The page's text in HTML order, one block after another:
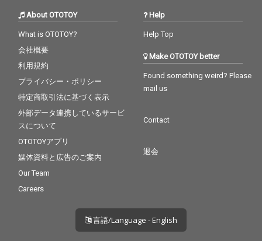
About OTOTOY
What is OTOTOY?
会社概要
利用規約
プライバシー・ポリシー
特定商取引法に基づく表示
外部データ連携しているサービ
スについて
OTOTOYアプリ
媒体資料と広告のご案内
Our Team
Careers
Help
Help Top
Make OTOTOY better
Found something weird? Please
mail us
Contact
退会
言語/Language - English